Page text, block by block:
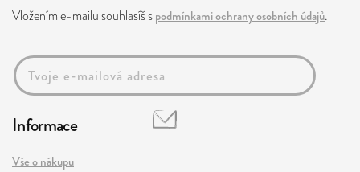
Vložením e-mailu souhlasíš spodmínkami ochrany osobních údajů.
Informace
Vše o nákupu